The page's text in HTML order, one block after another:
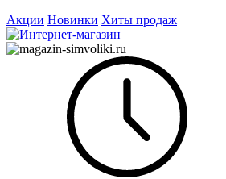
Акции Новинки Хиты продаж